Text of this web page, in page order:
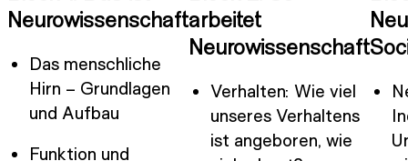
Neurowissenschaft
Das menschliche
Hirn – Grundlagen
und Aufbau
Funktion und
arbeitet
Neurowissenschaft
Verhalten: Wie viel
unseres Verhaltens
ist angeboren, wie